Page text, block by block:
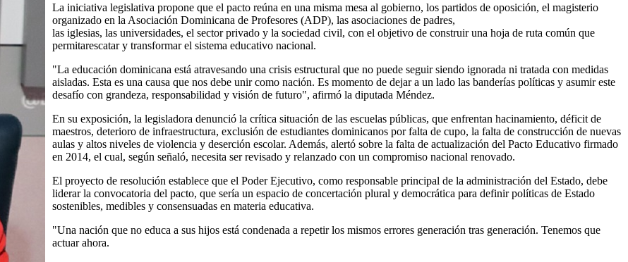
La iniciativa legislativa propone que el pacto reúna en una misma mesa al gobierno, los partidos de oposición, el magisterio
organizado en la Asociación Dominicana de Profesores (ADP), las asociaciones de padres,
las iglesias, las universidades, el sector privado y la sociedad civil, con el objetivo de construir una hoja de ruta común que
permitarescatar y transformar el sistema educativo nacional.
"La educación dominicana está atravesando una crisis estructural que no puede seguir siendo ignorada ni tratada con medidas
aisladas. Esta es una causa que nos debe unir como nación. Es momento de dejar a un lado las banderías políticas y asumir este
desafío con grandeza, responsabilidad y visión de futuro", afirmó la diputada Méndez.
En su exposición, la legisladora denunció la crítica situación de las escuelas públicas, que enfrentan hacinamiento, déficit de
maestros, deterioro de infraestructura, exclusión de estudiantes dominicanos por falta de cupo, la falta de construcción de nuevas
aulas y altos niveles de violencia y deserción escolar. Además, alertó sobre la falta de actualización del Pacto Educativo firmado
en 2014, el cual, según señaló, necesita ser revisado y relanzado con un compromiso nacional renovado.
El proyecto de resolución establece que el Poder Ejecutivo, como responsable principal de la administración del Estado, debe
liderar la convocatoria del pacto, que sería un espacio de concertación plural y democrática para definir políticas de Estado
sostenibles, medibles y consensuadas en materia educativa.
"Una nación que no educa a sus hijos está condenada a repetir los mismos errores generación tras generación. Tenemos que
actuar ahora.